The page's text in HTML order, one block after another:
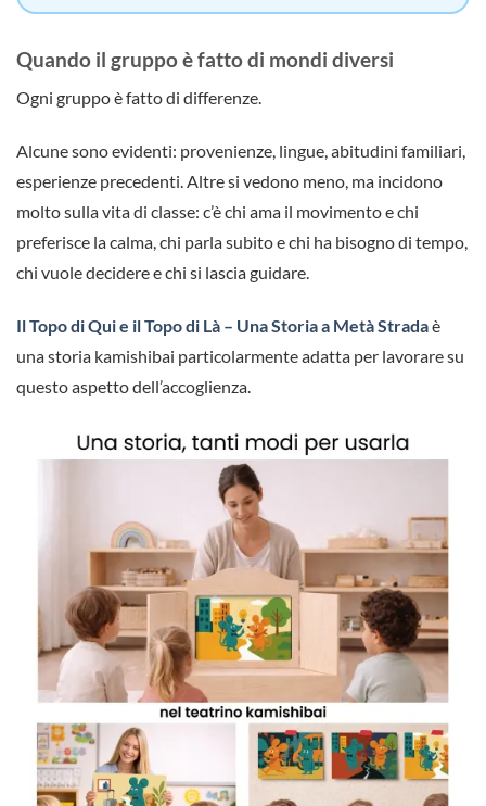
Quando il gruppo è fatto di mondi diversi
Ogni gruppo è fatto di differenze.
Alcune sono evidenti: provenienze, lingue, abitudini familiari,
esperienze precedenti. Altre si vedono meno, ma incidono
molto sulla vita di classe: c’è chi ama il movimento e chi
preferisce la calma, chi parla subito e chi ha bisogno di tempo,
chi vuole decidere e chi si lascia guidare.
Il Topo di Qui e il Topo di Là – Una Storia a Metà Stradaè
una storia kamishibai particolarmente adatta per lavorare su
questo aspetto dell’accoglienza.